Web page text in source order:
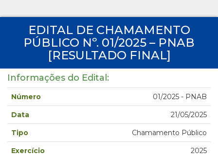
EDITAL DE CHAMAMENTO
PÚBLICO Nº. 01/2025 – PNAB
[RESULTADO FINAL]
Informações do Edital:
Número 01/2025 - PNAB
Data 21/05/2025
Tipo Chamamento Público
Exercício 2025